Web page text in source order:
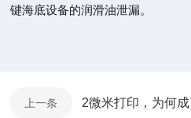
键海底设备的润滑油泄漏。
上一条 2微米打印，为何成